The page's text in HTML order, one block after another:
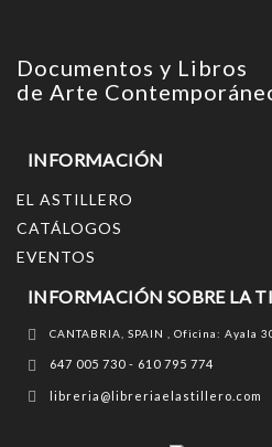
Documentos y Libros
de Arte
INFORMACIÓN
EL ASTILLERO
CATÁLOGOS
EVENTOS
INFORMACIÓN SOBRE LA
CANTABRIA, SPAIN , Oficina: Ayala
647 005 730 - 610 795 774
libreria@libreriaelastillero.com